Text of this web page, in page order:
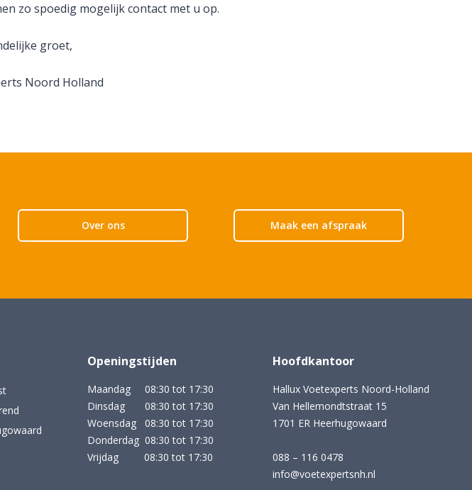
zo spoedig mogelijk contact met u op.
groet,
Noord Holland
Over ons Maak een afspraak
Openingstijden
Maandag 08:30 tot 17:30
Dinsdag 08:30 tot 17:30
Woensdag 08:30 tot 17:30
Donderdag 08:30 tot 17:30
Vrijdag 08:30 tot 17:30
Hoofdkantoor
Hallux Voetexperts Noord-Holland
Van Hellemondtstraat 15
1701 ER Heerhugowaard
088 – 116 0478
info@voetexpertsnh.nl